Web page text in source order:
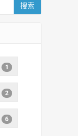
搜索
1
2
6